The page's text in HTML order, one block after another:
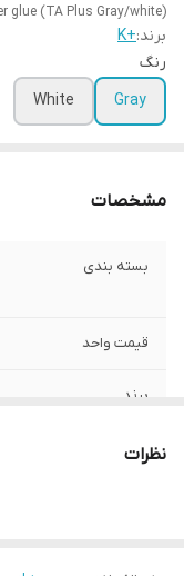
glue (TA Plus Gray/white)
برند:+K
رنگ
Gray
White
مشخصات
بسته بندی
قیمت واحد
برند
تأمین کنندهنظرات